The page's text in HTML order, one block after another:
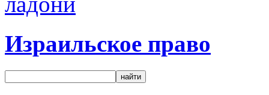
Израильское право